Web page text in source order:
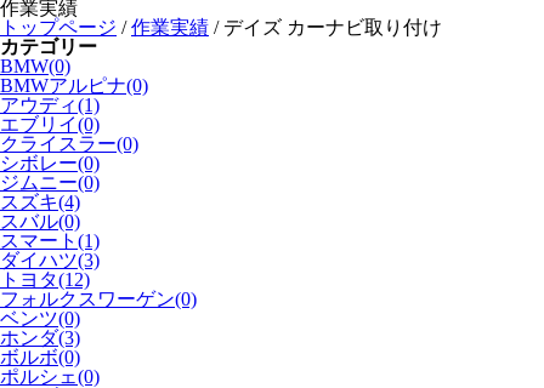
作業実績
トップページ /作業実績 / デイズ カーナビ取り付け
カテゴリー
BMW(0)
BMWアルピナ(0)
アウディ(1)
エブリイ(0)
クライスラー(0)
シボレー(0)
ジムニー(0)
スズキ(4)
スバル(0)
スマート(1)
ダイハツ(3)
トヨタ(12)
フォルクスワーゲン(0)
ベンツ(0)
ホンダ(3)
ボルボ(0)
ポルシェ(0)